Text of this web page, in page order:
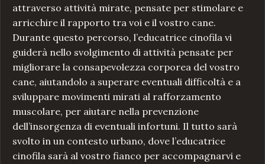
attraverso attività mirate, pensate per stimolare e
arricchire il rapporto tra voi e il vostro cane.
Durante questo percorso, l’educatrice cinofila vi
guiderà nello svolgimento di attività pensate per
migliorare la consapevolezza corporea del vostro
cane, aiutandolo a superare eventuali difficoltà e a
sviluppare movimenti mirati al rafforzamento
muscolare, per aiutare nella prevenzione
dell’insorgenza di eventuali infortuni. Il tutto sarà
svolto in un contesto urbano, dove l’educatrice
cinofila sarà al vostro fianco per accompagnarvi e